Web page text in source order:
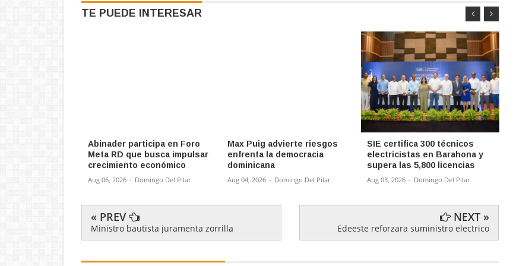
TE PUEDE INTERESAR
Abinader participa en Foro
Meta RD que busca impulsar
crecimiento económico
Aug 06, 2026 - Domingo Del Pilar
Max Puig advierte riesgos
enfrenta la democracia
dominicana
Aug 04, 2026 - Domingo Del Pilar
SIE certifica 300 técnicos
electricistas en Barahona y
supera las 5,800 licencias
Aug 03, 2026 - Domingo Del Pilar
« PREV
Ministro bautista juramenta zorrilla
NEXT »
Edeeste reforzara suministro electrico